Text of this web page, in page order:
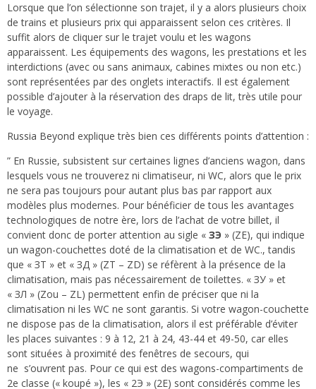
Lorsque que l’on sélectionne son trajet, il y a alors plusieurs choix
de trains et plusieurs prix qui apparaissent selon ces critères. Il
suffit alors de cliquer sur le trajet voulu et les wagons
apparaissent. Les équipements des wagons, les prestations et les
interdictions (avec ou sans animaux, cabines mixtes ou non etc.)
sont représentées par des onglets interactifs. Il est également
possible d’ajouter à la réservation des draps de lit, très utile pour
le voyage.
Russia Beyond explique très bien ces différents points d’attention :
” En Russie, subsistent sur certaines lignes d’anciens wagon, dans
lesquels vous ne trouverez ni climatiseur, ni WC, alors que le prix
ne sera pas toujours pour autant plus bas par rapport aux
modèles plus modernes. Pour bénéficier de tous les avantages
technologiques de notre ère, lors de l’achat de votre billet, il
convient donc de porter attention au sigle « ЗЭ » (ZE), qui indique
un wagon-couchettes doté de la climatisation et de WC., tandis
que « ЗТ » et « ЗД » (ZT – ZD) se réfèrent à la présence de la
climatisation, mais pas nécessairement de toilettes. « ЗУ » et
« ЗЛ » (Zou – ZL) permettent enfin de préciser que ni la
climatisation ni les WC ne sont garantis. Si votre wagon-couchette
ne dispose pas de la climatisation, alors il est préférable d’éviter
les places suivantes : 9 à 12, 21 à 24, 43-44 et 49-50, car elles
sont situées à proximité des fenêtres de secours, qui
ne s’ouvrent pas. Pour ce qui est des wagons-compartiments de
2e classe (« koupé »), les « 2Э » (2E) sont considérés comme les